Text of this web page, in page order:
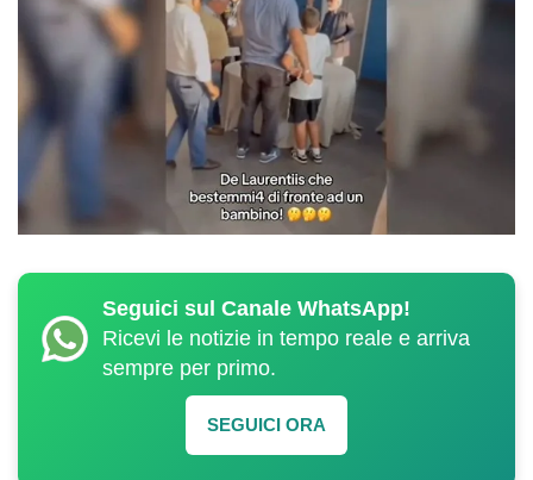
Seguici sul Canale WhatsApp!
Ricevi le notizie in tempo reale e arriva
sempre per primo.
SEGUICI ORA